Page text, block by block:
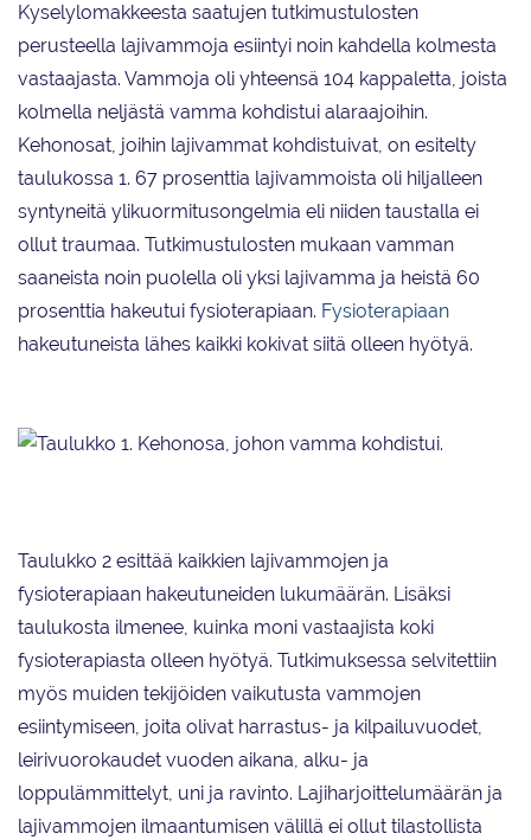
Kyselylomakkeesta saatujen tutkimustulosten
perusteella lajivammoja esiintyi noin kahdella kolmesta
vastaajasta. Vammoja oli yhteensä 104 kappaletta, joista
kolmella neljästä vamma kohdistui alaraajoihin.
Kehonosat, joihin lajivammat kohdistuivat, on esitelty
taulukossa 1. 67 prosenttia lajivammoista oli hiljalleen
syntyneitä ylikuormitusongelmia eli niiden taustalla ei
ollut traumaa. Tutkimustulosten mukaan vamman
saaneista noin puolella oli yksi lajivamma ja heistä 60
prosenttia hakeutui fysioterapiaan. Fysioterapiaan
hakeutuneista lähes kaikki kokivat siitä olleen hyötyä.
Taulukko 2 esittää kaikkien lajivammojen ja
fysioterapiaan hakeutuneiden lukumäärän. Lisäksi
taulukosta ilmenee, kuinka moni vastaajista koki
fysioterapiasta olleen hyötyä. Tutkimuksessa selvitettiin
myös muiden tekijöiden vaikutusta vammojen
esiintymiseen, joita olivat harrastus- ja kilpailuvuodet,
leirivuorokaudet vuoden aikana, alku- ja
loppulämmittelyt, uni ja ravinto. Lajiharjoittelumäärän ja
lajivammojen ilmaantumisen välillä ei ollut tilastollista